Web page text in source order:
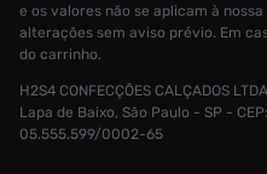
e os valores não se aplicam à
alterações sem aviso prévio. Em
do carrinho.
H2S4 CONFECÇÕES CALÇADOS
Lapa de Baixo, São Paulo - SP -
05.555.599/0002-65